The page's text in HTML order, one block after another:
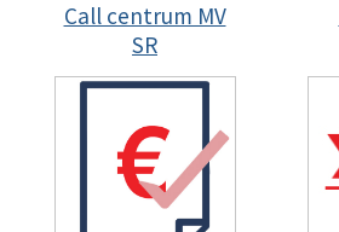
Call centrum MV
SR